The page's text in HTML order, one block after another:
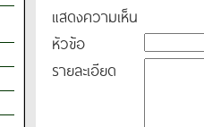
แสดงความเห็น
หัวข้อ
รายละเอียด